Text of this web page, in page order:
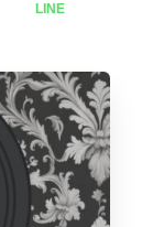
LINE